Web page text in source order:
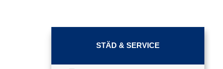
STÄD & SERVICE